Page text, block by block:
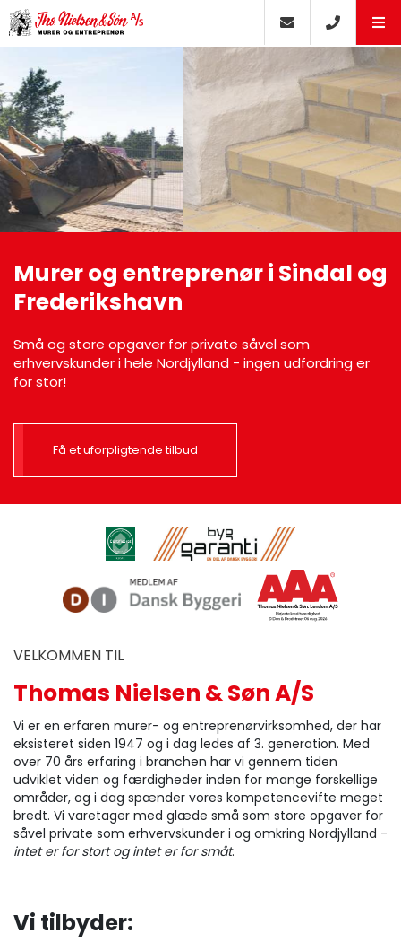
Murer og entreprenør i Sindal og
Frederikshavn
Små og store opgaver for private såvel som
erhvervskunder i hele Nordjylland - ingen udfordring er
for stor!
Få et uforpligtende tilbud
VELKOMMEN TIL
Thomas Nielsen & Søn A/S
Vi er en erfaren murer- og entreprenørvirksomhed, der har
eksisteret siden 1947 og i dag ledes af 3. generation. Med
over 70 års erfaring i branchen har vi gennem tiden
udviklet viden og færdigheder inden for mange forskellige
områder, og i dag spænder vores kompetencevifte meget
bredt. Vi varetager med glæde små som store opgaver for
såvel private som erhvervskunder i og omkring Nordjylland -
intet er for stort og intet er for småt.
Vi tilbyder: